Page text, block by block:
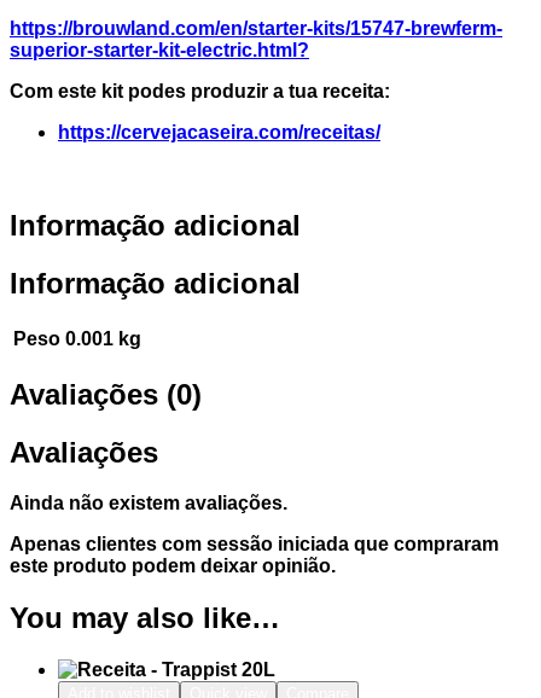
https://brouwland.com/en/starter-kits/15747-brewferm-
superior-starter-kit-electric.html?
Com este kit podes produzir a tua receita:
https://cervejacaseira.com/receitas/
Informação adicional
Informação adicional
Peso 0.001 kg
Avaliações (0)
Avaliações
Ainda não existem avaliações.
Apenas clientes com sessão iniciada que compraram
este produto podem deixar opinião.
You may also like…